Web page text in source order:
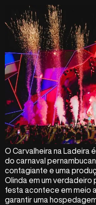
O Carvalheira na Ladeira
do carnaval
contagiante e uma
Olinda em um verdadeiro
festa acontece em meio
garantir uma